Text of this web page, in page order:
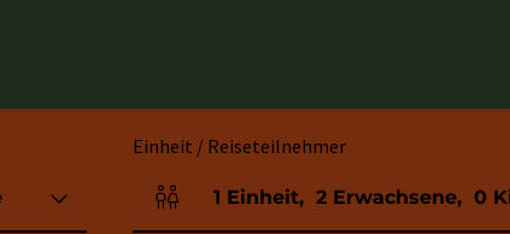
Einheit / Reiseteilnehmer
Einheitenanzahl und Personenfelder
1 Einheit, 2 Erwachsene, 0